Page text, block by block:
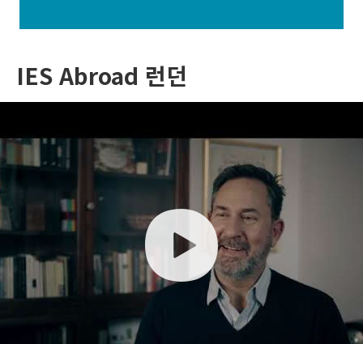
IES Abroad 런던
play